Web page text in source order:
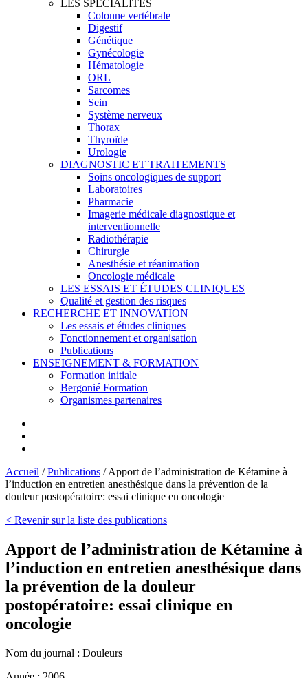
LES SPÉCIALITÉS
Colonne vertébrale
Digestif
Génétique
Gynécologie
Hématologie
ORL
Sarcomes
Sein
Système nerveux
Thorax
Thyroïde
Urologie
DIAGNOSTIC ET TRAITEMENTS
Soins oncologiques de support
Laboratoires
Pharmacie
Imagerie médicale diagnostique et
interventionnelle
Radiothérapie
Chirurgie
Anesthésie et réanimation
Oncologie médicale
LES ESSAIS ET ÉTUDES CLINIQUES
Qualité et gestion des risques
RECHERCHE ET INNOVATION
Les essais et études cliniques
Fonctionnement et organisation
Publications
ENSEIGNEMENT & FORMATION
Formation initiale
Bergonié Formation
Organismes partenaires
Accueil /Publications /Apport de l’administration de Kétamine à
l’induction en entretien anesthésique dans la prévention de la
douleur postopératoire: essai clinique en oncologie
< Revenir sur la liste des publications
Apport de l’administration de Kétamine à
l’induction en entretien anesthésique dans
la prévention de la douleur
postopératoire: essai clinique en
oncologie
Nom du journal : Douleurs